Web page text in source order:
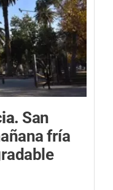
San
fría